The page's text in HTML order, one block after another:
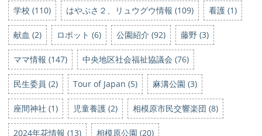
学校 (110) はやぶさ２、リュウグウ情報 (109) 看護 (1)
献血 (2) ロボット (6) 公園紹介 (92) 藤野 (3)
ママ情報 (147) 中央地区社会福祉協議会 (76)
民生委員 (2) Tour of Japan (5) 麻溝公園 (3)
座間神社 (1) 児童養護 (2) 相模原市民交響楽団 (8)
2024年花情報 (13) 相模原公園 (20)